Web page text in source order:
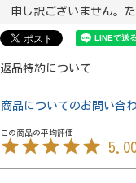
申し訳ございません。
返品特約について
商品についてのお問い合